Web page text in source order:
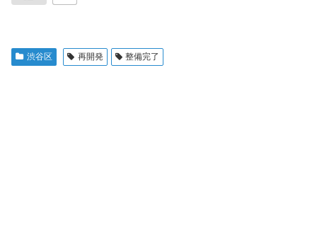
渋谷区 再開発 整備完了